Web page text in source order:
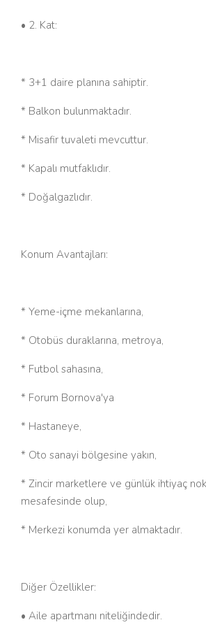
• 2. Kat:
* 3+1 daire planına sahiptir.
* Balkon bulunmaktadır.
* Misafir tuvaleti mevcuttur.
* Kapalı mutfaklıdır.
* Doğalgazlıdır.
Konum Avantajları:
* Yeme-içme mekanlarına,
* Otobüs duraklarına, metroya,
* Futbol sahasına,
* Forum Bornova'ya
* Hastaneye,
* Oto sanayi bölgesine yakın,
* Zincir marketlere ve günlük ihtiyaç
mesafesinde olup,
* Merkezi konumda yer almaktadır.
Diğer Özellikler:
• Aile apartmanı niteliğindedir.